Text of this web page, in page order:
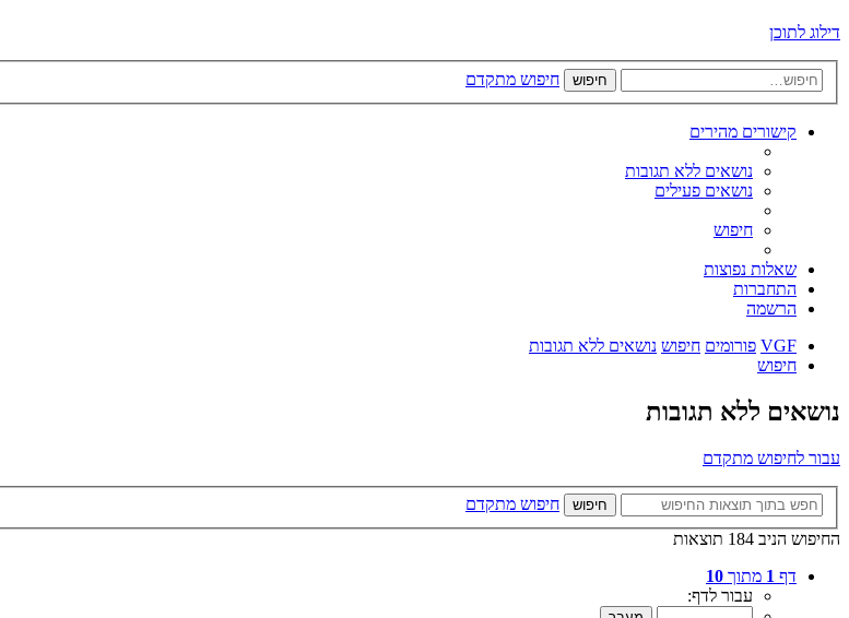
דילוג לתוכן
חיפוש חיפוש מתקדם
קישורים מהירים
נושאים ללא תגובות
נושאים פעילים
חיפוש
שאלות נפוצות
התחברות
הרשמה
VGF פורומים חיפוש נושאים ללא תגובות
חיפוש
נושאים ללא תגובות
עבור לחיפוש מתקדם
חיפוש
חיפוש מתקדם
החיפוש הניב 184 תוצאות
דף 1 מתוך 10
עבור לדף: